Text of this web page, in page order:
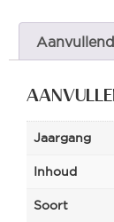
Jaargang
Inhoud
Soort